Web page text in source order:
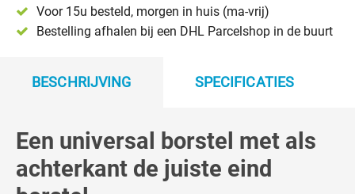
Voor 15u besteld, morgen in huis (ma-vrij)
Bestelling afhalen bij een DHL Parcelshop in de buurt
BESCHRIJVING SPECIFICATIES
Een universal borstel met als
achterkant de juiste eind